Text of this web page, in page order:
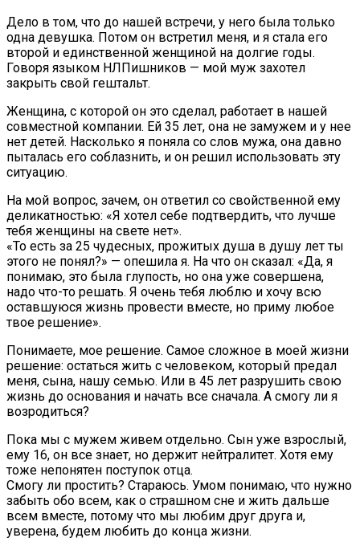
Дело в том, что до нашей встречи, у него была только
одна девушка. Потом он встретил меня, и я стала его
второй и единственной женщиной на долгие годы.
Говоря языком НЛПишников — мой муж захотел
закрыть свой гештальт.
Женщина, с которой он это сделал, работает в нашей
совместной компании. Ей 35 лет, она не замужем и у нее
нет детей. Насколько я поняла со слов мужа, она давно
пыталась его соблазнить, и он решил использовать эту
ситуацию.
На мой вопрос, зачем, он ответил со свойственной ему
деликатностью: «Я хотел себе подтвердить, что лучше
тебя женщины на свете нет».
«То есть за 25 чудесных, прожитых душа в душу лет ты
этого не понял?» — опешила я. На что он сказал: «Да, я
понимаю, это была глупость, но она уже совершена,
надо что-то решать. Я очень тебя люблю и хочу всю
оставшуюся жизнь провести вместе, но приму любое
твое решение».
Понимаете, мое решение. Самое сложное в моей жизни
решение: остаться жить с человеком, который предал
меня, сына, нашу семью. Или в 45 лет разрушить свою
жизнь до основания и начать все сначала. А смогу ли я
возродиться?
Пока мы с мужем живем отдельно. Сын уже взрослый,
ему 16, он все знает, но держит нейтралитет. Хотя ему
тоже непонятен поступок отца.
Смогу ли простить? Стараюсь. Умом понимаю, что нужно
забыть обо всем, как о страшном сне и жить дальше
всем вместе, потому что мы любим друг друга и,
уверена, будем любить до конца жизни.